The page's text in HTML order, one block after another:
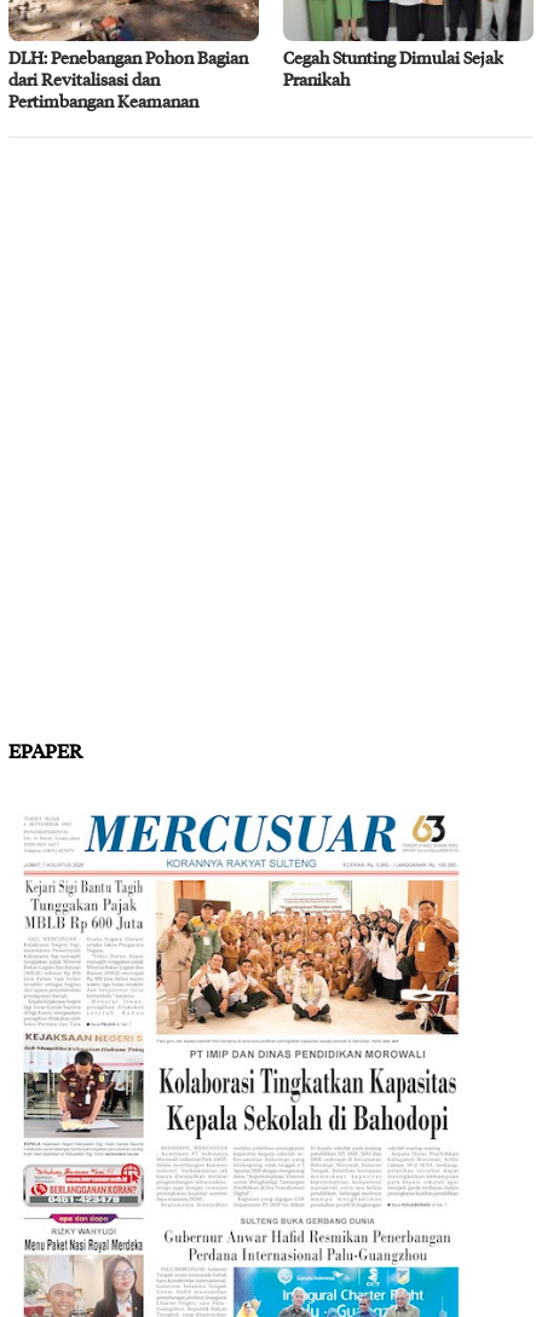
DLH: Penebangan Pohon Bagian
dari Revitalisasi dan
Pertimbangan Keamanan
Cegah Stunting Dimulai Sejak
Pranikah
EPAPER